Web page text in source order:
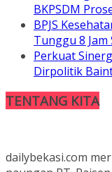
BKPSDM
BPJS
Tunggu 8
Perkuat
Dirpolitik
TENTANG KITA
dailybekasi.com